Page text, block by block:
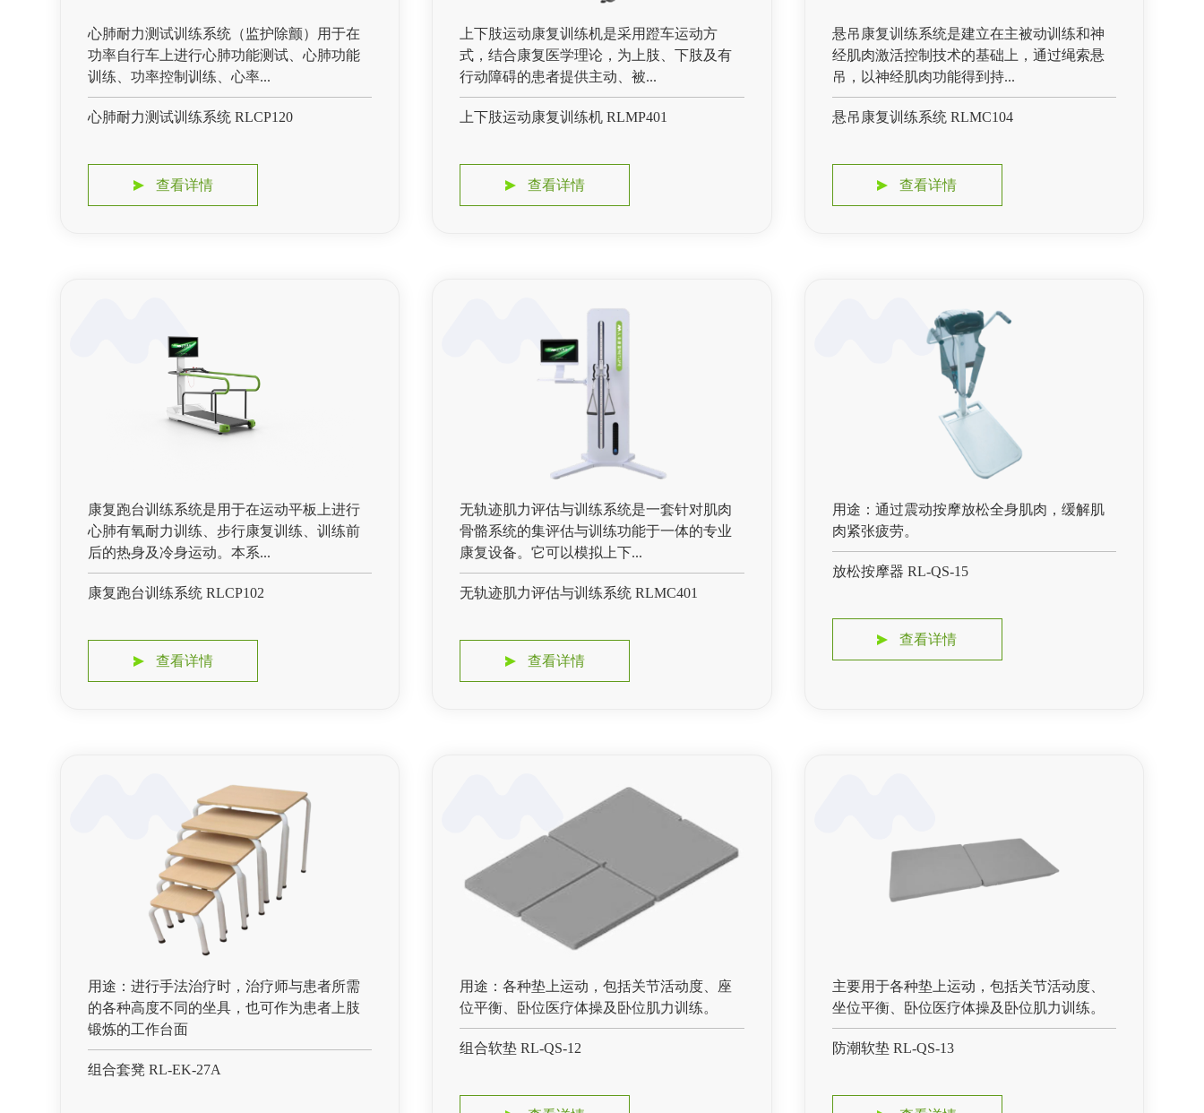
心肺耐力测试训练系统（监护除颤）用于在
功率自行车上进行心肺功能测试、心肺功能
训练、功率控制训练、心率...
心肺耐力测试训练系统 RLCP120
查看详情
上下肢运动康复训练机是采用蹬车运动方
式，结合康复医学理论，为上肢、下肢及有
行动障碍的患者提供主动、被...
上下肢运动康复训练机 RLMP401
查看详情
悬吊康复训练系统是建立在主被动训练和神
经肌肉激活控制技术的基础上，通过绳索悬
吊，以神经肌肉功能得到持...
悬吊康复训练系统 RLMC104
查看详情
康复跑台训练系统是用于在运动平板上进行
心肺有氧耐力训练、步行康复训练、训练前
后的热身及冷身运动。本系...
康复跑台训练系统 RLCP102
查看详情
无轨迹肌力评估与训练系统是一套针对肌肉
骨骼系统的集评估与训练功能于一体的专业
康复设备。它可以模拟上下...
无轨迹肌力评估与训练系统 RLMC401
查看详情
用途：通过震动按摩放松全身肌肉，缓解肌
肉紧张疲劳。
放松按摩器 RL-QS-15
查看详情
用途：进行手法治疗时，治疗师与患者所需
的各种高度不同的坐具，也可作为患者上肢
锻炼的工作台面
组合套凳 RL-EK-27A
用途：各种垫上运动，包括关节活动度、座
位平衡、卧位医疗体操及卧位肌力训练。
组合软垫 RL-QS-12
主要用于各种垫上运动，包括关节活动度、
坐位平衡、卧位医疗体操及卧位肌力训练。
防潮软垫 RL-QS-13